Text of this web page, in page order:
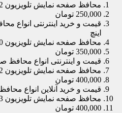
محافظ صفحه نمایش تلویزیون 32 اینچ
250,000 تومان
اینچ
محافظ صفحه نمایش تلویزیون 40 اینچ
350,000 تومان
قیمت و اینترنتی انواع محافظ صفحه
محافظ صفحه نمایش تلویزیون 42 اینچ
400,000 تومان
قیمت و خرید آنلاین انواع محافظ
محافظ صفحه نمایش تلویزیون 43 اینچ
400,000 تومان